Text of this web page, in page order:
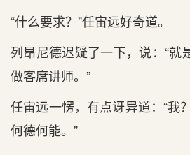
“什么要求？”任宙远好奇道。
列昂尼德迟疑了一下，说：“就
做客席讲师。”
任宙远一愣，有点讶异道：“我
何德何能。”